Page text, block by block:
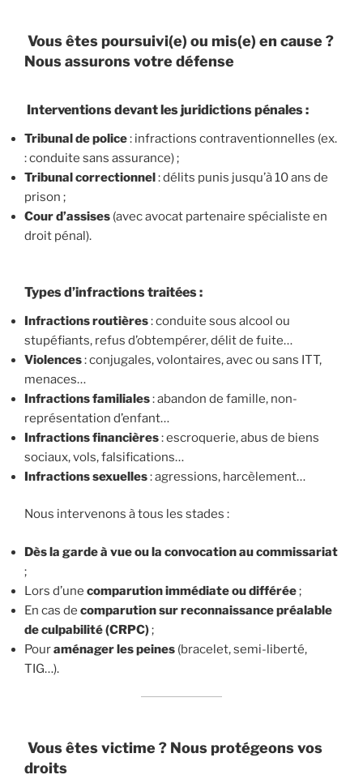
Vous êtes poursuivi(e) ou mis(e) en cause ?
Nous assurons votre défense
Interventions devant les juridictions pénales :
Tribunal de police: infractions contraventionnelles (ex.
: conduite sans assurance) ;
Tribunal correctionnel: délits punis jusqu’à 10 ans de
prison ;
Cour d’assises (avec avocat partenaire spécialiste en
droit pénal).
Types d’infractions traitées :
Infractions routières: conduite sous alcool ou
stupéfiants, refus d’obtempérer, délit de fuite…
Violences: conjugales, volontaires, avec ou sans ITT,
menaces…
Infractions familiales: abandon de famille, non-
représentation d’enfant…
Infractions financières: escroquerie, abus de biens
sociaux, vols, falsifications…
Infractions sexuelles: agressions, harcèlement…
Nous intervenons à tous les stades :
Dès la garde à vue ou la convocation au commissariat
;
Lors d’une comparution immédiate ou différée;
En cas de comparution sur reconnaissance préalable
de culpabilité (CRPC);
Pouraménager les peines (bracelet, semi-liberté,
TIG…).
Vous êtes victime ? Nous protégeons vos
droits